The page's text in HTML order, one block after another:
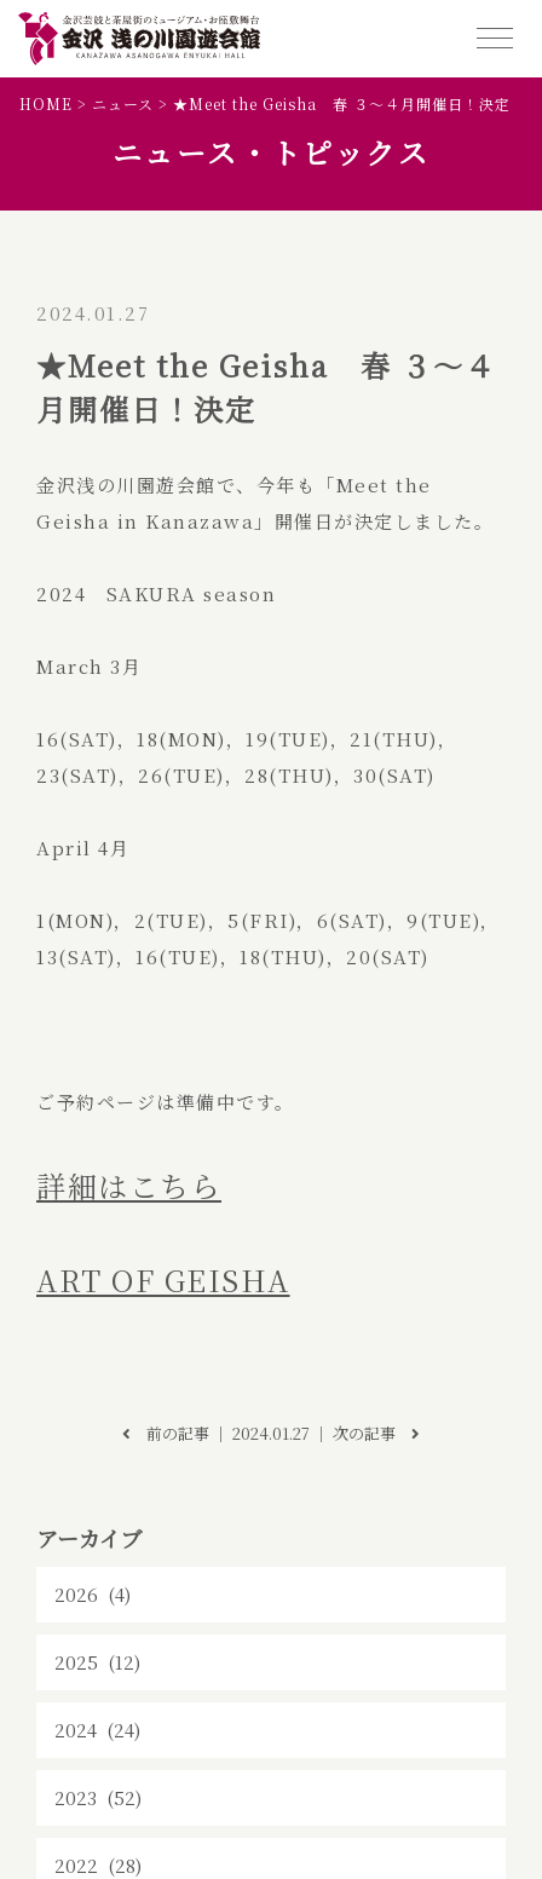
HOME > ニュース > ★Meet the Geisha 春 ３～４月開催日！決定
ニュース・トピックス
アーカイブ
2026 (4)
2025 (12)
2024 (24)
2023 (52)
2022 (28)
2024.01.27
★Meet the Geisha 春 ３～４
月開催日！決定
金沢浅の川園遊会館で、今年も「Meet the
Geisha in Kanazawa」開催日が決定しました。
2024 SAKURA season
March 3月
16(SAT)，18(MON)，19(TUE)，21(THU)，
23(SAT)，26(TUE)，28(THU)，30(SAT)
April 4月
1(MON)，2(TUE)，5(FRI)，6(SAT)，9(TUE)，
13(SAT)，16(TUE)，18(THU)，20(SAT)
ご予約ページは準備中です。
詳細はこちら
ART OF GEISHA
前の記事 │ 2024.01.27 │ 次の記事